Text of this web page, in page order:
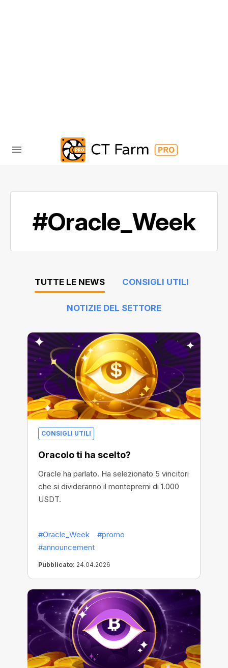
#Oracle_Week
TUTTE LE NEWS CONSIGLI UTILI
NOTIZIE DEL SETTORE
CONSIGLI UTILI
Oracolo ti ha scelto?
Oracle ha parlato. Ha selezionato 5 vincitori
che si divideranno il montepremi di 1.000
USDT.
#Oracle_Week
#promo
#announcement
Pubblicato: 24.04.2026